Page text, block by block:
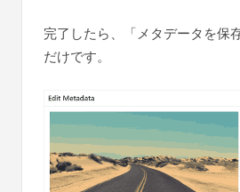
完了したら、「メタデータを保
だけです。